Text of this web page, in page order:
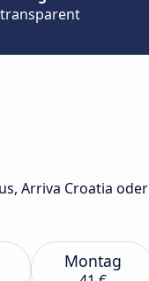
Arriva Croatia oder
Montag